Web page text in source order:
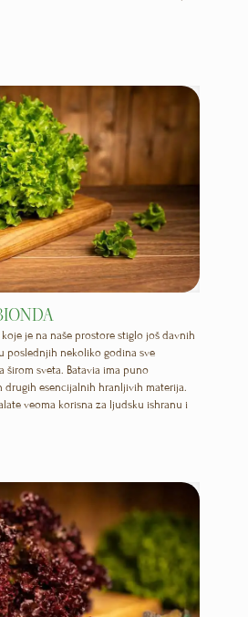
je na naše prostore stiglo još davnih
poslednjih nekoliko godina sve
širom sveta. Batavia ima puno
drugih esencijalnih hranljivih materija.
veoma korisna za ljudsku ishranu i